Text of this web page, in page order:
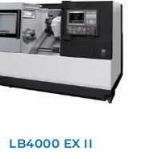
LB4000 EX II